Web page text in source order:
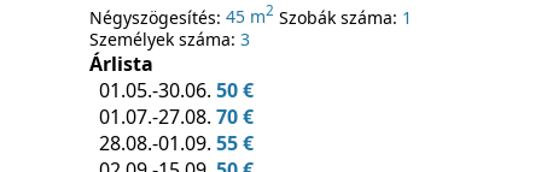
Négyszögesítés: 45 m2 Szobák száma: 1
Személyek száma: 3
Árlista
01.05.-30.06. 50 €
01.07.-27.08. 70 €
28.08.-01.09. 55 €